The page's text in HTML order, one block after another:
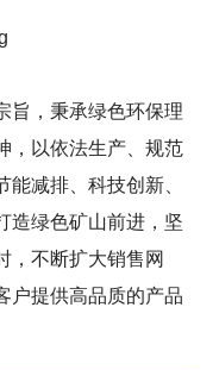
旨，秉承绿色环保理
，以依法生产、规范
减排、科技创新、
造绿色矿山前进，坚
，不断扩大销售网
户提供高品质的产品